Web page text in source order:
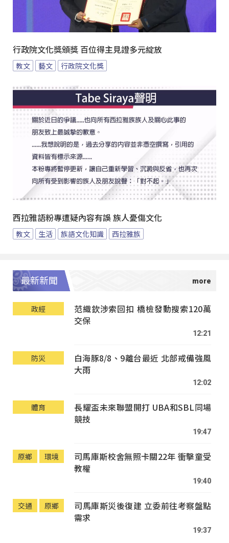
行政院文化獎頒獎 百位得主見證多元綻放
教文 藝文 行政院文化獎
西拉雅語粉專遭疑內容有誤 族人憂傷文化
教文 生活 族語文化知識 西拉雅族
最新新聞
政經
范織欽涉索回扣 橋檢發動搜索120萬
交保
12:21
防災
白海豚8/8、9離台最近 北部戒備強風
大雨
12:02
體育
長耀盃未來聯盟開打 UBA和SBL同場
競技
19:47
原鄉 環境
司馬庫斯校舍無照卡關22年 衝擊童受
教權
19:40
交通 原鄉
司馬庫斯災後復建 立委前往考察盤點
需求
19:37